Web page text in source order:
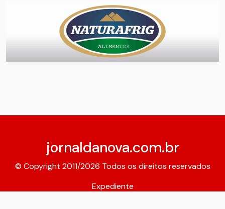
jornaldanova.com.br
© Copyright 2011/2026 Todos os direitos reservados
Expediente